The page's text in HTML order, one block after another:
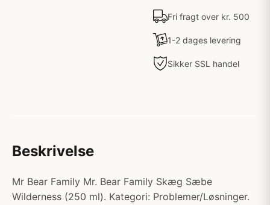
Fri fragt over kr. 500
1-2 dages levering
Sikker SSL handel
Beskrivelse
Mr Bear Family Mr. Bear Family Skæg Sæbe
Wilderness (250 ml). Kategori: Problemer/Løsninger.